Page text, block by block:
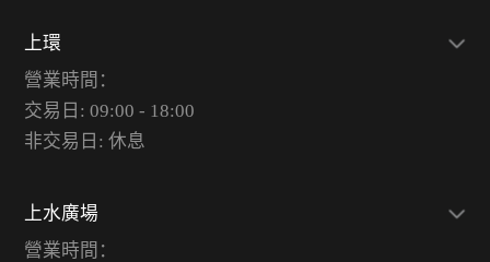
上環
營業時間：
交易日: 09:00 - 18:00
非交易日: 休息
上水廣場
營業時間：